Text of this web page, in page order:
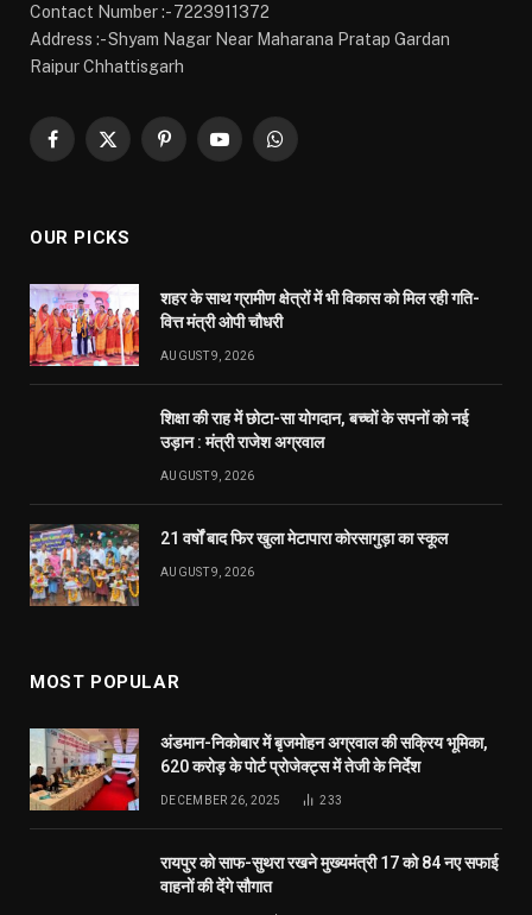
Contact Number :- 7223911372
Address :- Shyam Nagar Near Maharana Pratap Gardan
Raipur Chhattisgarh
Facebook
X
PinterestYouTubeWhatsApp
OUR PICKS
शहर के साथ ग्रामीण क्षेत्रों में भी विकास को मिल रही गति-
वित्त मंत्री ओपी चौधरी
AUGUST 9, 2026
शिक्षा की राह में छोटा-सा योगदान, बच्चों के सपनों को नई
उड़ान : मंत्री राजेश अग्रवाल
AUGUST 9, 2026
21 वर्षों बाद फिर खुला मेटापारा कोरसागुड़ा का स्कूल
AUGUST 9, 2026
MOST POPULAR
अंडमान-निकोबार में बृजमोहन अग्रवाल की सक्रिय भूमिका,
620 करोड़ के पोर्ट प्रोजेक्ट्स में तेजी के निर्देश
DECEMBER 26, 2025 233
रायपुर को साफ-सुथरा रखने मुख्यमंत्री 17 को 84 नए सफाई
वाहनों की देंगे सौगात